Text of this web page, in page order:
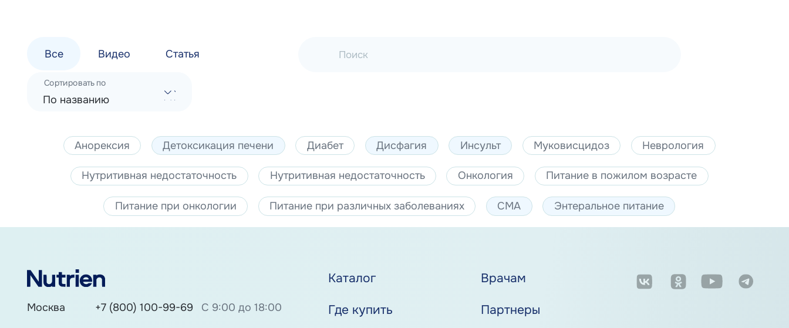
Все Видео Статья Поиск
По названию
Сортировать по
Анорексия Детоксикация печени Диабет Дисфагия Инсульт Муковисцидоз Неврология
Нутритивная недостаточность Нутритивная недостаточность Онкология Питание в пожилом возрасте
Питание при онкологии Питание при различных заболеваниях СМА Энтеральное питание
Москва +7 (800) 100-99-69
С 9:00 до 18:00
Каталог Врачам
Где купить Партнеры